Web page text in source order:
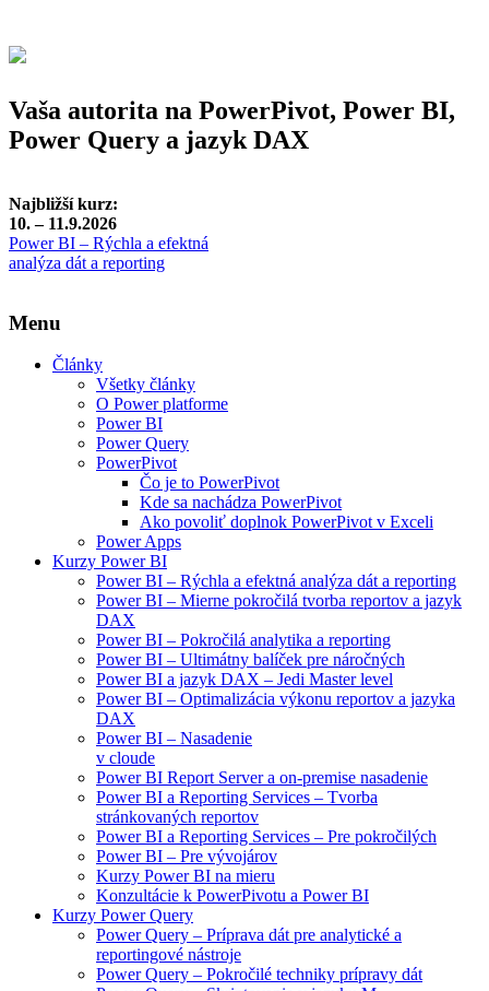
Vaša autorita na PowerPivot, Power BI,
Power Query a jazyk DAX
Najbližší kurz:
10. – 11.9.2026
Power BI – Rýchla a efektná
analýza dát a reporting
Menu
Články
Všetky články
O Power platforme
Power BI
Power Query
PowerPivot
Čo je to PowerPivot
Kde sa nachádza PowerPivot
Ako povoliť doplnok PowerPivot v Exceli
Power Apps
Kurzy Power BI
Power BI – Rýchla a efektná analýza dát a reporting
Power BI – Mierne pokročilá tvorba reportov a jazyk
DAX
Power BI – Pokročilá analytika a reporting
Power BI – Ultimátny balíček pre náročných
Power BI a jazyk DAX – Jedi Master level
Power BI – Optimalizácia výkonu reportov a jazyka
DAX
Power BI – Nasadenie
v cloude
Power BI Report Server a on-premise nasadenie
Power BI a Reporting Services – Tvorba
stránkovaných reportov
Power BI a Reporting Services – Pre pokročilých
Power BI – Pre vývojárov
Kurzy Power BI na mieru
Konzultácie k PowerPivotu a Power BI
Kurzy Power Query
Power Query – Príprava dát pre analytické a
reportingové nástroje
Power Query – Pokročilé techniky prípravy dát